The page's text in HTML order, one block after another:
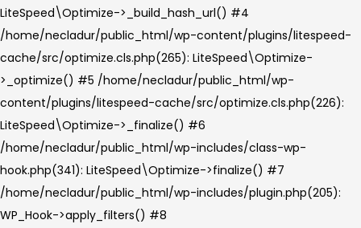
LiteSpeed\Optimize->_build_hash_url() #4
/home/necladur/public_html/wp-content/plugins/litespeed-
cache/src/optimize.cls.php(265): LiteSpeed\Optimize-
>_optimize() #5 /home/necladur/public_html/wp-
content/plugins/litespeed-cache/src/optimize.cls.php(226):
LiteSpeed\Optimize->_finalize() #6
/home/necladur/public_html/wp-includes/class-wp-
hook.php(341): LiteSpeed\Optimize->finalize() #7
/home/necladur/public_html/wp-includes/plugin.php(205):
WP_Hook->apply_filters() #8